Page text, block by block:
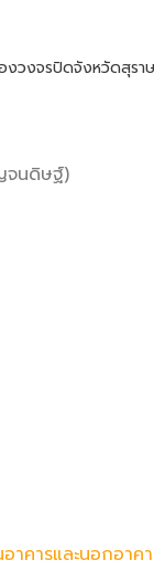
วงจรปิดจังหวัดสุรา
จนดิษฐ์)
าคารและนอกอาค